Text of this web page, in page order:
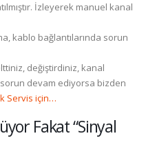
İzleyerek manuel kanal
kablo bağlantılarında sorun
değiştirdiniz, kanal
devam ediyorsa bizden
Servis için…
Fakat “Sinyal